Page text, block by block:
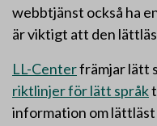
webbtjänst också ha
är viktigt att den
LL-Centerfrämjar lätt
riktlinjer för lätt språk
information om